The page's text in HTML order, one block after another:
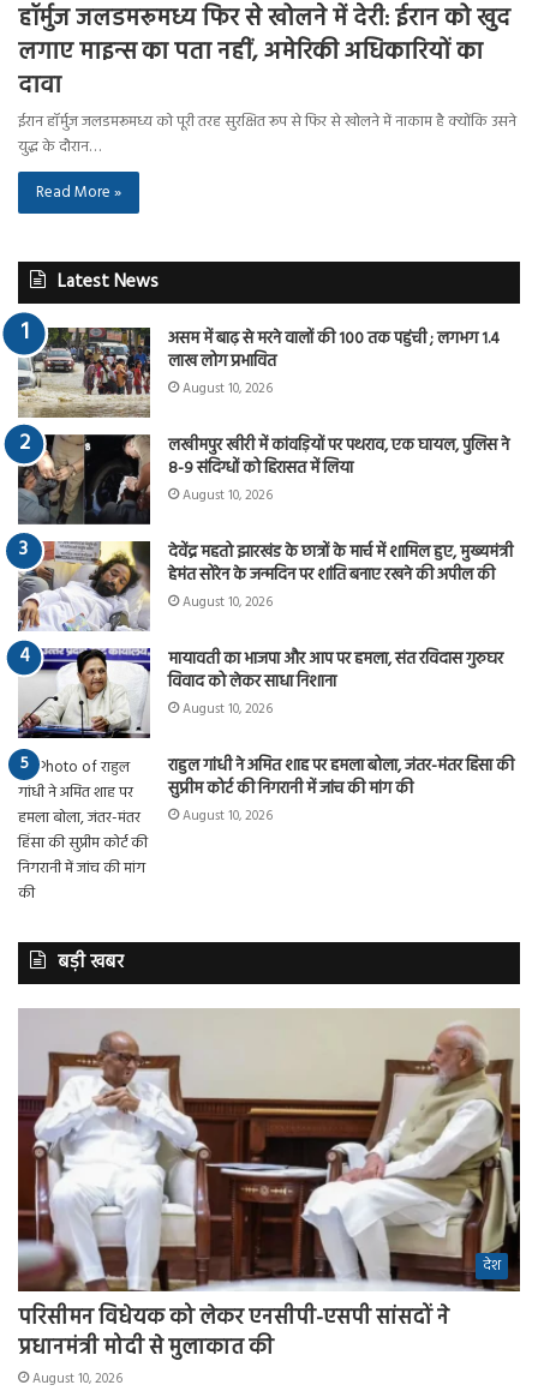
हॉर्मुज जलडमरूमध्य फिर से खोलने में देरी: ईरान को खुद
लगाए माइन्स का पता नहीं, अमेरिकी अधिकारियों का
दावा
ईरान हॉर्मुज जलडमरूमध्य को पूरी तरह सुरक्षित रूप से फिर से खोलने में नाकाम है क्योंकि उसने
युद्ध के दौरान…
Read More »
Latest News
असम में बाढ़ से मरने वालों की 100 तक पहुंची ; लगभग 1.4
लाख लोग प्रभावित
August 10, 2026
लखीमपुर खीरी में कांवड़ियों पर पथराव, एक घायल, पुलिस ने
8-9 संदिग्धों को हिरासत में लिया
August 10, 2026
देवेंद्र महतो झारखंड के छात्रों के मार्च में शामिल हुए, मुख्यमंत्री
हेमंत सोरेन के जन्मदिन पर शांति बनाए रखने की अपील की
August 10, 2026
मायावती का भाजपा और आप पर हमला, संत रविदास गुरुघर
विवाद को लेकर साधा निशाना
August 10, 2026
राहुल गांधी ने अमित शाह पर हमला बोला, जंतर-मंतर हिंसा की
सुप्रीम कोर्ट की निगरानी में जांच की मांग की
August 10, 2026
बड़ी खबर
देश
परिसीमन विधेयक को लेकर एनसीपी-एसपी सांसदों ने
प्रधानमंत्री मोदी से मुलाकात की
August 10, 2026